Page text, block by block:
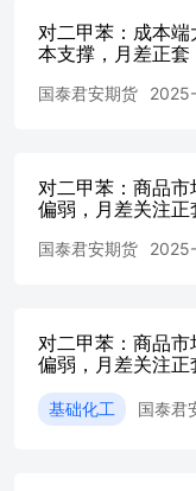
置升温重启，
然中海油惠州
行。后续持续
250万吨重启
装置可能重启
英力士125万
或有检修。
吨，均处于下
加上油价表现
未来福海创
对二甲苯：成本
本支撑，月差正
国泰君安期货
对二甲苯：商品
偏弱，月差关注正
国泰君安期货
对二甲苯：商品
偏弱，月差关注正
基础化工 国泰君